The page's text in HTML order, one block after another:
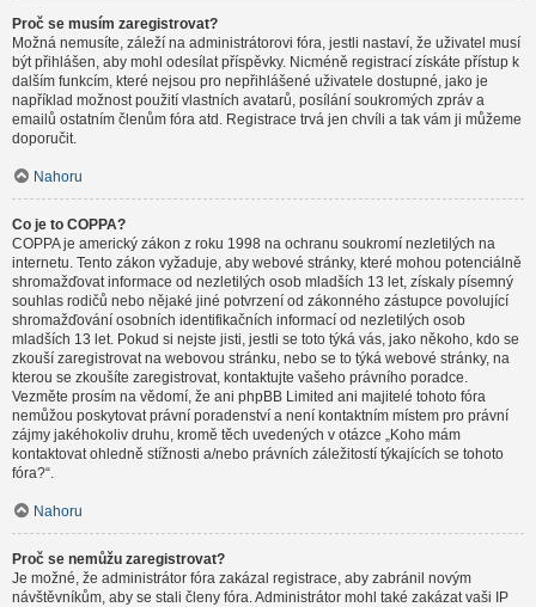
Proč se musím zaregistrovat?
Možná nemusíte, záleží na administrátorovi fóra, jestli nastaví, že uživatel musí
být přihlášen, aby mohl odesílat příspěvky. Nicméně registrací získáte přístup k
dalším funkcím, které nejsou pro nepřihlášené uživatele dostupné, jako je
například možnost použití vlastních avatarů, posílání soukromých zpráv a
emailů ostatním členům fóra atd. Registrace trvá jen chvíli a tak vám ji můžeme
doporučit.
Nahoru
Co je to COPPA?
COPPA je americký zákon z roku 1998 na ochranu soukromí nezletilých na
internetu. Tento zákon vyžaduje, aby webové stránky, které mohou potenciálně
shromažďovat informace od nezletilých osob mladších 13 let, získaly písemný
souhlas rodičů nebo nějaké jiné potvrzení od zákonného zástupce povolující
shromažďování osobních identifikačních informací od nezletilých osob
mladších 13 let. Pokud si nejste jisti, jestli se toto týká vás, jako někoho, kdo se
zkouší zaregistrovat na webovou stránku, nebo se to týká webové stránky, na
kterou se zkoušíte zaregistrovat, kontaktujte vašeho právního poradce.
Vezměte prosím na vědomí, že ani phpBB Limited ani majitelé tohoto fóra
nemůžou poskytovat právní poradenství a není kontaktním místem pro právní
zájmy jakéhokoliv druhu, kromě těch uvedených v otázce „Koho mám
kontaktovat ohledně stížnosti a/nebo právních záležitostí týkajících se tohoto
fóra?“.
Nahoru
Proč se nemůžu zaregistrovat?
Je možné, že administrátor fóra zakázal registrace, aby zabránil novým
návštěvníkům, aby se stali členy fóra. Administrátor mohl také zakázat vaši IP